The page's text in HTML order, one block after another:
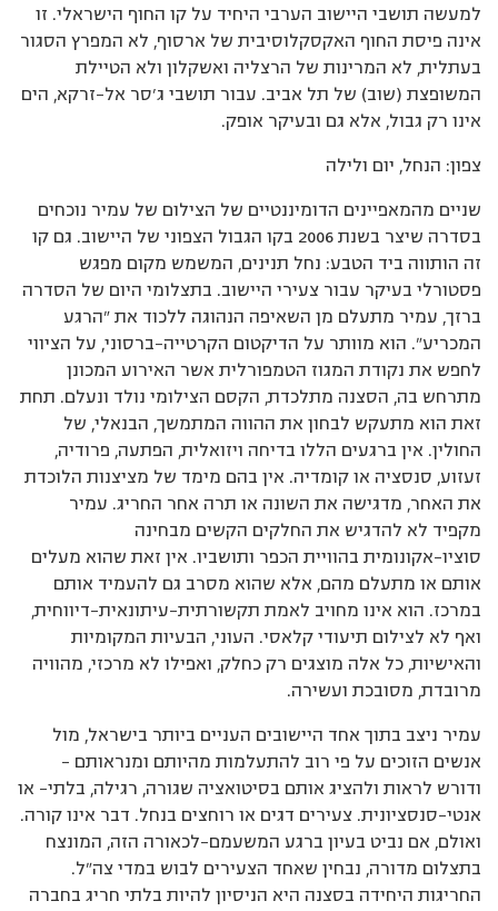
למעשה תושבי היישוב הערבי היחיד על קו החוף הישראלי. זו
אינה פיסת החוף האקסקלוסיבית של ארסוף, לא המפרץ הסגור
בעתלית, לא המרינות של הרצליה ואשקלון ולא הטיילת
המשופצת (שוב) של תל אביב. עבור תושבי ג’סר אל-זרקא, הים
אינו רק גבול, אלא גם ובעיקר אופק.
צפון: הנחל, יום ולילה
שניים מהמאפיינים הדומיננטיים של הצילום של עמיר נוכחים
בסדרה שיצר בשנת 2006 בקו הגבול הצפוני של היישוב. גם קו
זה הותווה ביד הטבע: נחל תנינים, המשמש מקום מפגש
פסטורלי בעיקר עבור צעירי היישוב. בתצלומי היום של הסדרה
ברזך, עמיר מתעלם מן השאיפה הנהוגה ללכוד את "הרגע
המכריע". הוא מוותר על הדיקטום הקרטייה-ברסוני, על הציווי
לחפש את נקודת המגוז הטמפורלית אשר האירוע המכונן
מתרחש בה, הסצנה מתלכדת, הקסם הצילומי נולד ונעלם. תחת
זאת הוא מתעקש לבחון את ההווה המתמשך, הבנאלי, של
החולין. אין ברגעים הללו בדיחה ויזואלית, הפתעה, פרודיה,
זעזוע, סנסציה או קומדיה. אין בהם מימד של מציצנות הלוכדת
את האחר, מדגישה את השונה או תרה אחר החריג. עמיר
מקפיד לא להדגיש את החלקים הקשים מבחינה
סוציו-אקונומית בהוויית הכפר ותושביו. אין זאת שהוא מעלים
אותם או מתעלם מהם, אלא שהוא מסרב גם להעמיד אותם
במרכז. הוא אינו מחויב לאמת תקשורתית-עיתונאית-דיווחית,
ואף לא לצילום תיעודי קלאסי. העוני, הבעיות המקומיות
והאישיות, כל אלה מוצגים רק כחלק, ואפילו לא מרכזי, מהוויה
מרובדת, מסובכת ועשירה.
עמיר ניצב בתוך אחד היישובים העניים ביותר בישראל, מול
אנשים הזוכים על פי רוב להתעלמות מהיותם ומנראותם –
ודורש לראות ולהציג אותם בסיטואציה שגורה, רגילה, בלתי- או
אנטי-סנסציונית. צעירים דגים או רוחצים בנחל. דבר אינו קורה.
ואולם, אם נביט בעיון ברגע המשעמם-לכאורה הזה, המונצח
בתצלום מדורה, נבחין שאחד הצעירים לבוש במדי צה"ל.
החריגות היחידה בסצנה היא הניסיון להיות בלתי חריג בחברה